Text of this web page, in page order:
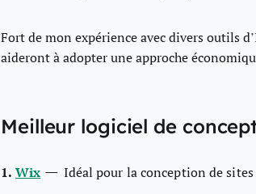
Fort de mon expérience avec divers outils
aideront à adopter une approche
Meilleur logiciel de
1. Wix — Idéal pour la conception de sites